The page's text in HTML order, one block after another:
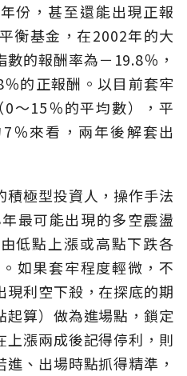
份，甚至還能出現正報
衡基金，在2002年的大
的報酬率為－19.8％，
的正報酬。以目前套牢
～15％的平均數），平
％來看，兩年後解套出
積極型投資人，操作手法
最可能出現的多空震盪
低點上漲或高點下跌各
如果套牢程度輕微，不
現利空下殺，在探底的期
起算）做為進場點，鎖定
上漲兩成後記得停利，則
、出場時點抓得精準，